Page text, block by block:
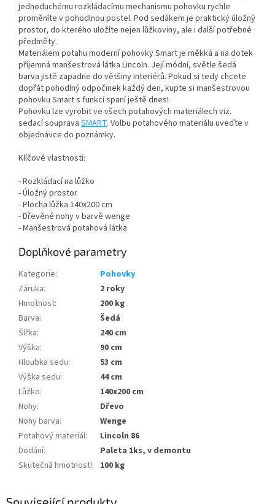
jednoduchému rozkládacímu mechanismu pohovku rychle
proměníte v pohodlnou postel. Pod sedákem je praktický úložný
prostor, do kterého uložíte nejen lůžkoviny, ale i další potřebné
předměty.
Materiálem potahu moderní pohovky Smart je měkká a na dotek
příjemná manšestrová látka Lincoln. Její módní, světle šedá
barva jistě zapadne do většiny interiérů. Pokud si tedy chcete
dopřát pohodlný odpočinek každý den, kupte si manšestrovou
pohovku Smart s funkcí spaní ještě dnes!
Pohovku lze vyrobit ve všech potahových materiálech viz.
sedací souprava SMART. Volbu potahového materiálu uveďte v
objednávce do poznámky.
Klíčové vlastnosti:
- Rozkládací na lůžko
- Úložný prostor
- Plocha lůžka 140x200 cm
- Dřevěné nohy v barvě wenge
- Manšestrová potahová látka
Doplňkové parametry
Kategorie:
Pohovky
Záruka:
2 roky
Hmotnost:
200 kg
Barva:
Šedá
Šířka:
240 cm
Výška:
90 cm
Hloubka sedu:
53 cm
Výška sedu:
44 cm
Lůžko:
140x200 cm
Nohy:
Dřevo
Nohy barva:
Wenge
Potahový materiál:
Lincoln 86
Dodání:
Paleta 1ks, v demontu
Skutečná hmotnost!: 100 kg